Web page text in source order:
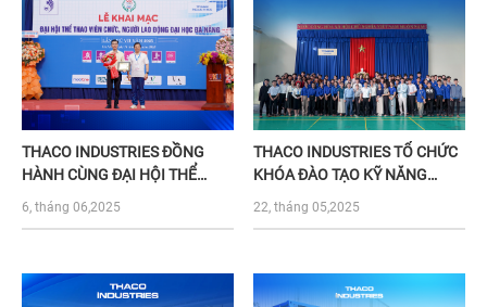
THACO INDUSTRIES ĐỒNG
HÀNH CÙNG ĐẠI HỘI THỂ
THAO VIÊN CHỨC, NGƯỜI LAO
6, tháng 06,2025
THACO INDUSTRIES TỔ CHỨC
KHÓA ĐÀO TẠO KỸ NĂNG
GIAO TIẾP CHO HỌC SINH CÁC
22, tháng 05,2025